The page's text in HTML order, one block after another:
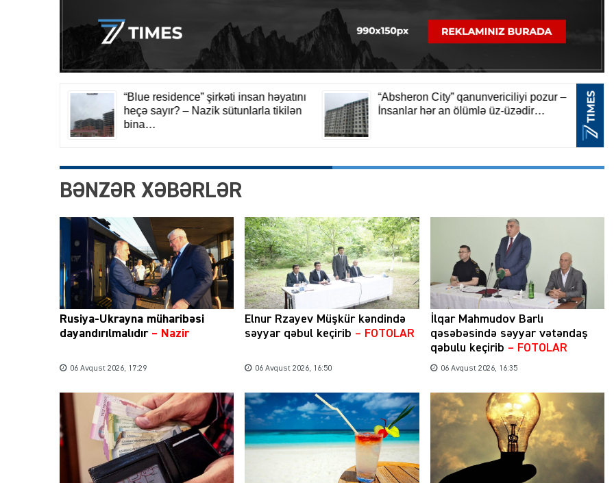
BƏNZƏR XƏBƏRLƏR
Rusiya-Ukrayna müharibəsi
dayandırılmalıdır– Nazir
06 Avqust 2026, 17:29
Elnur Rzayev Müşkür kəndində
səyyar qəbul keçirib – FOTOLAR
06 Avqust 2026, 16:50
İlqar Mahmudov Barlı
qəsəbəsində səyyar vətəndaş
qəbulu keçirib – FOTOLAR
06 Avqust 2026, 16:35